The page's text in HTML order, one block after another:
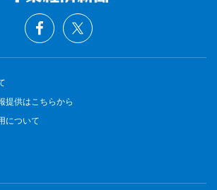
提供はこちらから
について